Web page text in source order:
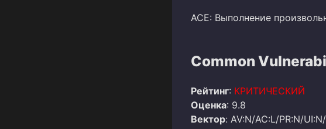
ACE: Выполнение
Common
Рейтинг: КРИТИЧЕСКИЙ
Оценка: 9.8
Вектор: AV:N/AC:L/PR:N/